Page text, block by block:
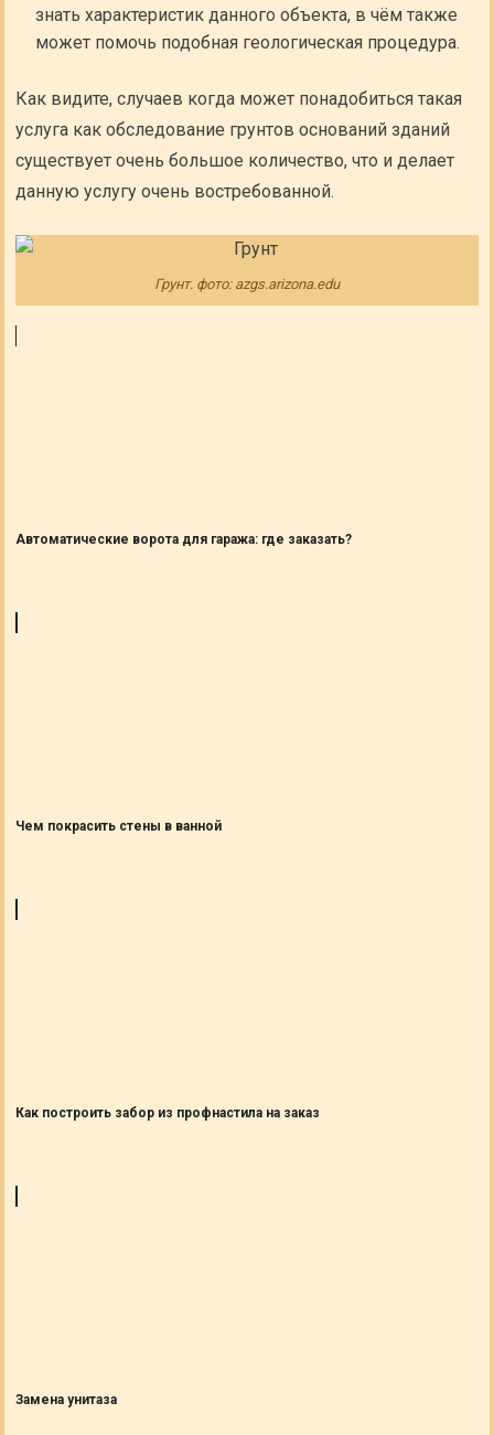
знать характеристик данного объекта, в чём также
может помочь подобная геологическая процедура.
Как видите, случаев когда может понадобиться такая
услуга как обследование грунтов оснований зданий
существует очень большое количество, что и делает
данную услугу очень востребованной.
Грунт. фото: azgs.arizona.edu
Автоматические ворота для гаража: где заказать?
Чем покрасить стены в ванной
Как построить забор из профнастила на заказ
Замена унитаза